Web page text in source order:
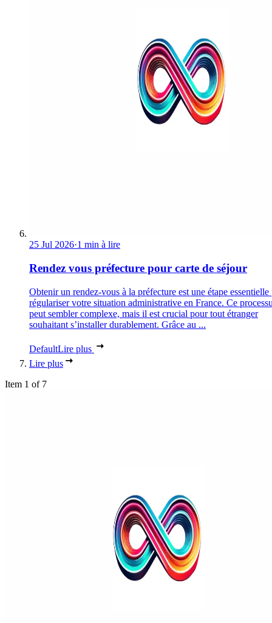
25 Jul 2026·1 min à lire
Rendez vous préfecture pour carte de séjour
Obtenir un rendez-vous à la préfecture est une étape essentielle
régulariser votre situation administrative en France. Ce
peut sembler complexe, mais il est crucial pour tout étranger
souhaitant s’installer durablement. Grâce au ...
DefaultLire plus
Lire plus
Item 1 of 7